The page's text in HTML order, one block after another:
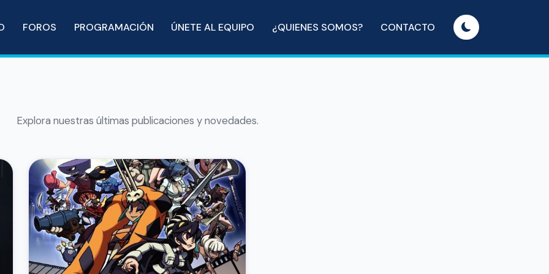
FOROS PROGRAMACIÓN ÚNETE AL EQUIPO ¿QUIENES SOMOS? CONTACTO
Explora nuestras últimas publicaciones y novedades.